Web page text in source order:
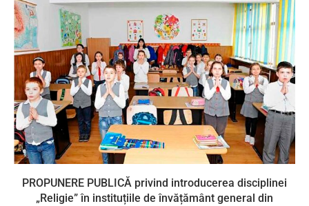
PROPUNERE PUBLICĂ privind introducerea disciplinei
„Religie” în instituțiile de învățământ general din